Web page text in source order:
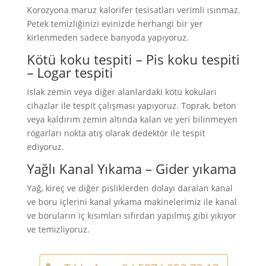
Korozyona maruz kalorifer tesisatları verimli ısınmaz.
Petek temizliğinizi evinizde herhangi bir yer
kirlenmeden sadece banyoda yapıyoruz.
Kötü koku tespiti – Pis koku tespiti
– Logar tespiti
Islak zemin veya diğer alanlardaki kötü kokuları
cihazlar ile tespit çalışması yapıyoruz. Toprak, beton
veya kaldırım zemin altında kalan ve yeri bilinmeyen
rögarları nokta atış olarak dedektör ile tespit
ediyoruz.
Yağlı Kanal Yıkama – Gider yıkama
Yağ, kireç ve diğer pisliklerden dolayı daralan kanal
ve boru içlerini kanal yıkama makinelerimiz ile kanal
ve boruların iç kısımları sıfırdan yapılmış gibi yıkıyor
ve temizliyoruz.